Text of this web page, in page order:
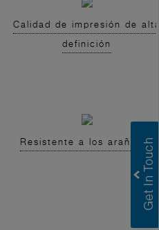
Calidad de impresión de
definición
Resistente a los arañazos